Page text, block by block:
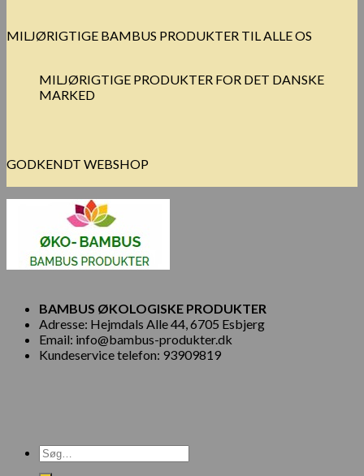
MILJØRIGTIGE BAMBUS PRODUKTER TIL ALLE OS
MILJØRIGTIGE PRODUKTER FOR DET DANSKE
MARKED
GODKENDT WEBSHOP
BAMBUS ØKOLOGISKE PRODUKTER
Adresse: Hejmdals Alle 44, 6705 Esbjerg
Email: info@bambus-produkter.dk
Kundeservice telefon: 93909819
Søg
efter: